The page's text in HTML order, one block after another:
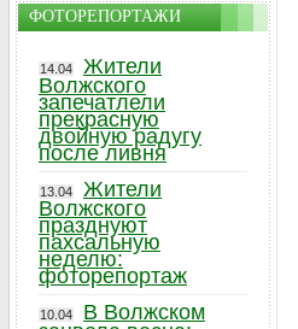
ФОТОРЕПОРТАЖИ
14.04
Жители
Волжского
запечатлели
прекрасную
двойную радугу
после ливня
13.04
Жители
Волжского
празднуют
пахсальную
неделю:
фоторепортаж
10.04
В Волжском